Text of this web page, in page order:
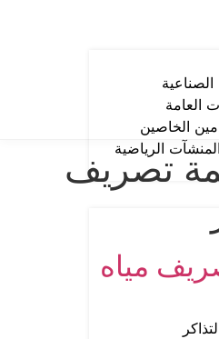
الخاصين
الرياضية
تصريف
مياه